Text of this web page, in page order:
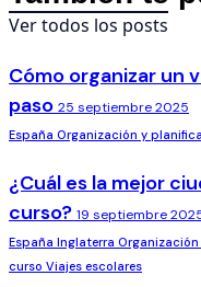
paso25 septiembre 2025
¿Cuál es la mejor
curso?
curso Viajes escolares
Cómo la inteligencia
viajes de fin de